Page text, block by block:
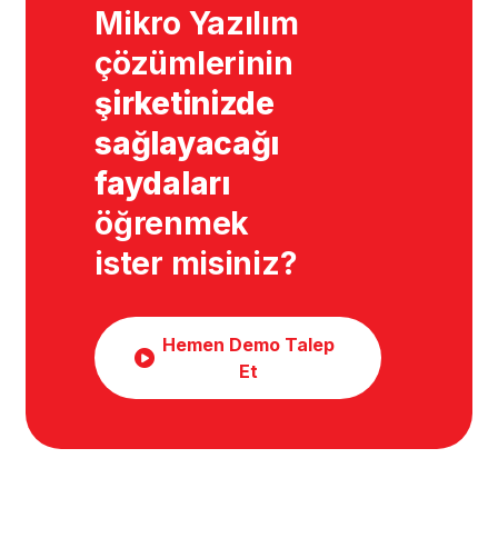
Mikro Yazılım
çözümlerinin
şirketinizde
sağlayacağı
faydaları
öğrenmek
ister misiniz?
Hemen Demo Talep
Et